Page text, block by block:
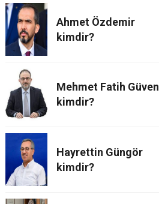
Ahmet Özdemir
kimdir?
Mehmet Fatih Güven
kimdir?
Hayrettin Güngör
kimdir?